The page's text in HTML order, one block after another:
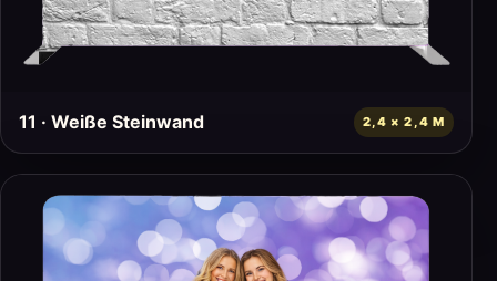
11 · Weiße Steinwand 2,4 × 2,4 M